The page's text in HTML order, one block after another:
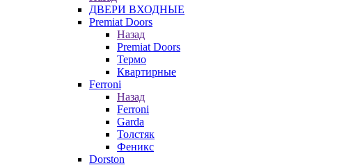
ДВЕРИ ВХОДНЫЕ
Premiat Doors
Назад
Premiat Doors
Термо
Квартирные
Ferroni
Назад
Ferroni
Garda
Толстяк
Феникс
Dorston